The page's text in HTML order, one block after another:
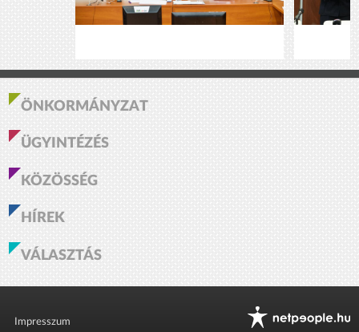
ÖNKORMÁNYZAT
ÜGYINTÉZÉS
KÖZÖSSÉG
HÍREK
VÁLASZTÁS
Impresszum